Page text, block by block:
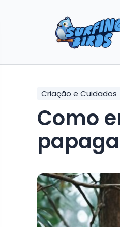
Criação e Cuidados
Como